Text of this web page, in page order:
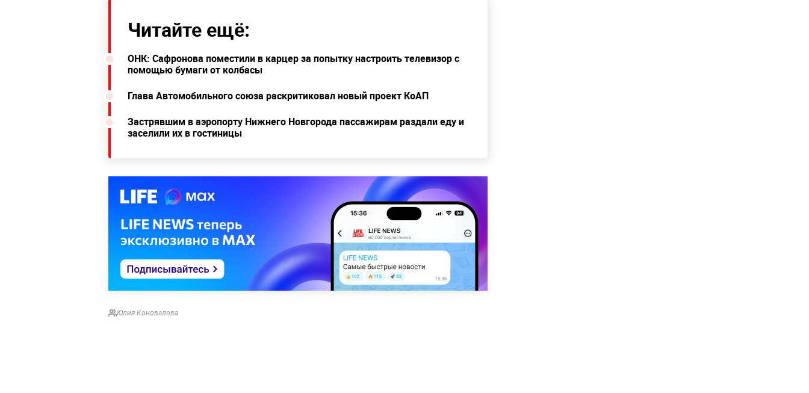
Читайте ещё:
ОНК: Сафронова поместили в карцер за попытку настроить телевизор с
помощью бумаги от колбасы
Глава Автомобильного союза раскритиковал новый проект КоАП
Застрявшим в аэропорту Нижнего Новгорода пассажирам раздали еду и
заселили их в гостиницы
Юлия Коновалова